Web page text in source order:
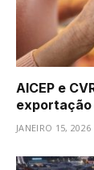
AICEP e
exportação
JANEIRO 15, 2026